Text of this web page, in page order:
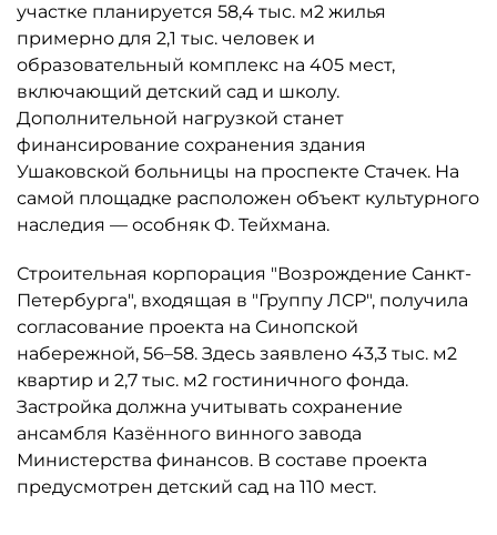
участке планируется 58,4 тыс. м2 жилья
примерно для 2,1 тыс. человек и
образовательный комплекс на 405 мест,
включающий детский сад и школу.
Дополнительной нагрузкой станет
финансирование сохранения здания
Ушаковской больницы на проспекте Стачек. На
самой площадке расположен объект культурного
наследия — особняк Ф. Тейхмана.
Строительная корпорация "Возрождение Санкт-
Петербурга", входящая в "Группу ЛСР", получила
согласование проекта на Синопской
набережной, 56–58. Здесь заявлено 43,3 тыс. м2
квартир и 2,7 тыс. м2 гостиничного фонда.
Застройка должна учитывать сохранение
ансамбля Казённого винного завода
Министерства финансов. В составе проекта
предусмотрен детский сад на 110 мест.